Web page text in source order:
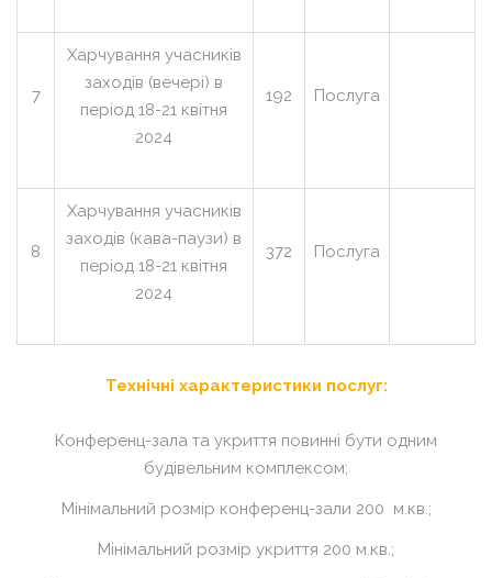
7
Харчування учасників
заходів (вечері) в
період 18-21 квітня
2024
192 Послуга
8
Харчування учасників
заходів (кава-паузи) в
період 18-21 квітня
2024
372 Послуга
Технічні характеристики послуг:
Конференц-зала та укриття повинні бути одним
будівельним комплексом;
Мінімальний розмір конференц-зали 200 м.кв.;
Мінімальний розмір укриття 200 м.кв.;